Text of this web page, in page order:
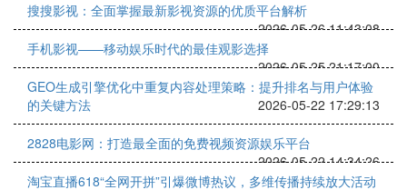
搜搜影视：全面掌握最新影视资源的优质平台解析
2026-05-26 11:43:08
手机影视——移动娱乐时代的最佳观影选择
2026-05-25 21:17:00
GEO生成引擎优化中重复内容处理策略：提升排名与用户体验
的关键方法
2026-05-22 17:29:13
2828电影网：打造最全面的免费视频资源娱乐平台
2026-05-22 14:34:26
淘宝直播618“全网开拼”引爆微博热议，多维传播持续放大活动